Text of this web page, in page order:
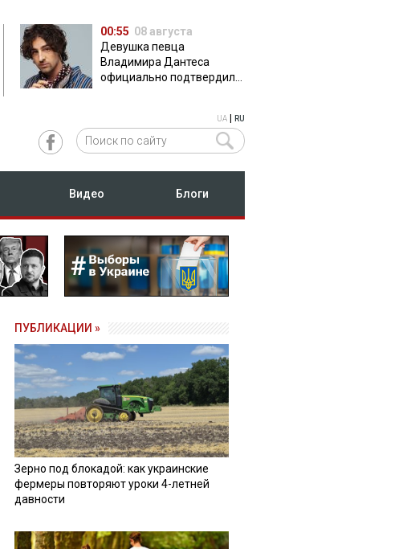
00:55 08 августа
Девушка певца
Владимира Дантеса
официально подтвердила
UA RU
Видео Блоги
ПУБЛИКАЦИИ »
Зерно под блокадой: как украинские
фермеры повторяют уроки 4-летней
давности